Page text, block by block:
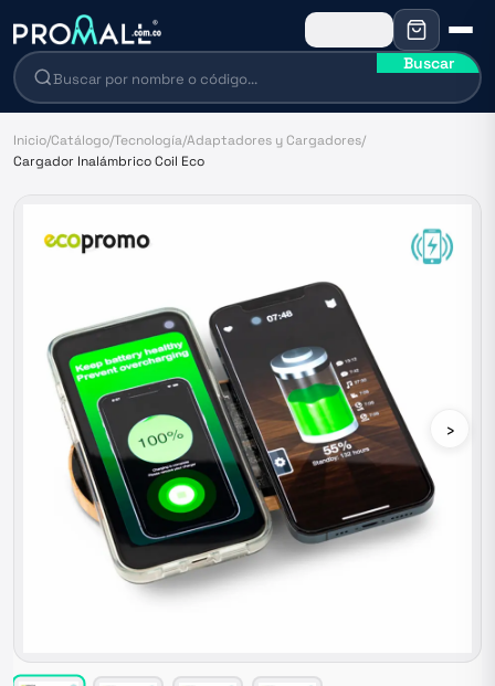
Buscar
Inicio/Catálogo/Tecnología/Adaptadores y Cargadores/
Cargador Inalámbrico Coil Eco
›